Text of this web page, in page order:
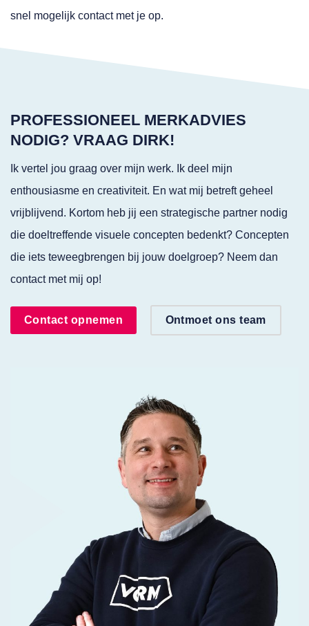
snel mogelijk contact met je op.
PROFESSIONEEL MERKADVIES
NODIG? VRAAG DIRK!
Ik vertel jou graag over mijn werk. Ik deel mijn
enthousiasme en creativiteit. En wat mij betreft geheel
vrijblijvend. Kortom heb jij een strategische partner nodig
die doeltreffende visuele concepten bedenkt? Concepten
die iets teweegbrengen bij jouw doelgroep? Neem dan
contact met mij op!
Contact opnemen Ontmoet ons team